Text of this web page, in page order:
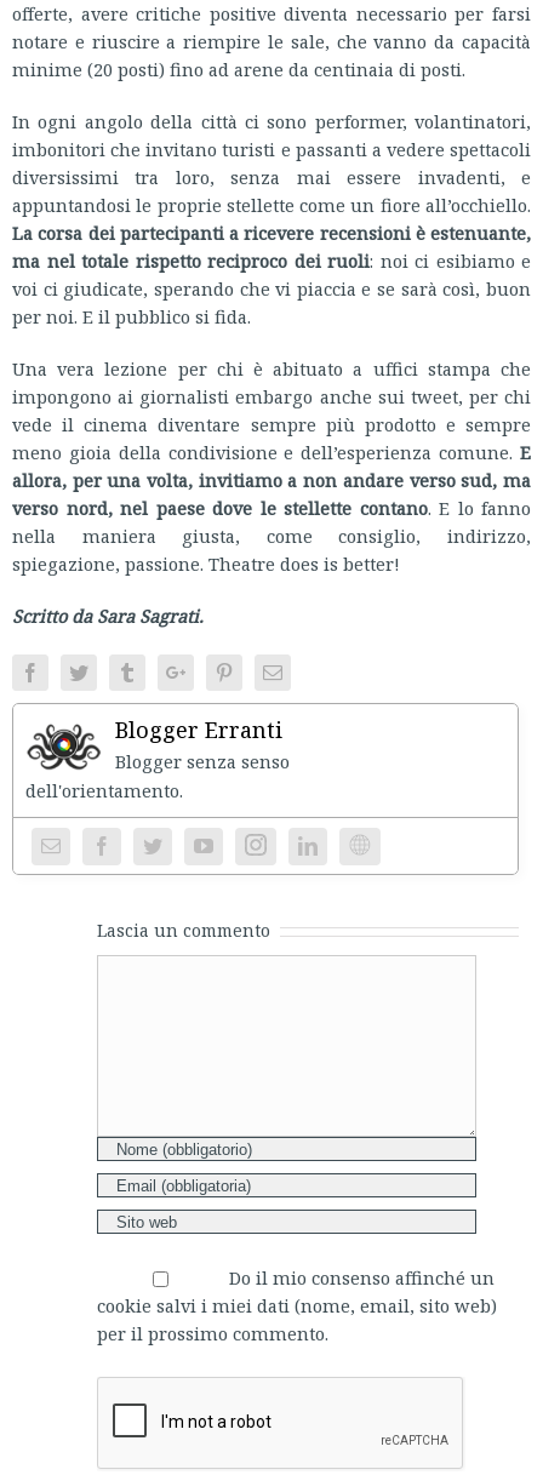
offerte, avere critiche positive diventa necessario per farsi
notare e riuscire a riempire le sale, che vanno da capacità
minime (20 posti) fino ad arene da centinaia di posti.
In ogni angolo della città ci sono performer, volantinatori,
imbonitori che invitano turisti e passanti a vedere spettacoli
diversissimi tra loro, senza mai essere invadenti, e
appuntandosi le proprie stellette come un fiore all’occhiello.
La corsa dei partecipanti a ricevere recensioni è estenuante,
ma nel totale rispetto reciproco dei ruoli: noi ci esibiamo e
voi ci giudicate, sperando che vi piaccia e se sarà così, buon
per noi. E il pubblico si fida.
Una vera lezione per chi è abituato a uffici stampa che
impongono ai giornalisti embargo anche sui tweet, per chi
vede il cinema diventare sempre più prodotto e sempre
meno gioia della condivisione e dell’esperienza comune. E
allora, per una volta, invitiamo a non andare verso sud, ma
verso nord, nel paese dove le stellette contano. E lo fanno
nella maniera giusta, come consiglio, indirizzo,
spiegazione, passione. Theatre does is better!
Scritto da Sara Sagrati.
FacebookTwitter TumblrGoogle+PinterestEmail
Blogger Erranti
Blogger senza senso
Instagram Website
Lascia un commento
Do il mio consenso affinché un
cookie salvi i miei dati (nome, email, sito web)
per il prossimo commento.